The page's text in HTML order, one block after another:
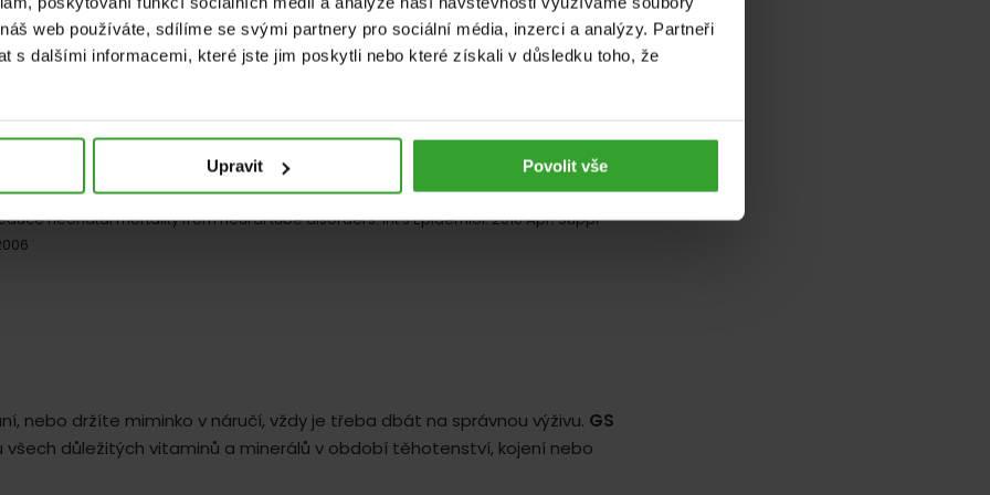
web používáte, sdílíme se svými partnery pro sociální média, inzerci a analýzy. Partneři
s dalšími informacemi, které jste jim poskytli nebo které získali v důsledku toho, že
Upravit Povolit vše
neonatal mortality from neural tube disorders. Int J Epidemiol. 2010 Apr; Suppl
nebo držíte miminko v náručí, vždy je třeba dbát na správnou výživu. GS
důležitých vitaminů a minerálů v období těhotenství, kojení nebo